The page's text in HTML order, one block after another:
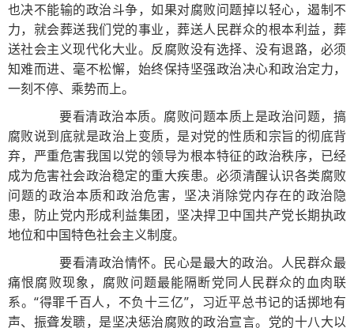
也决不能输的政治斗争，如果对腐败问题掉以轻心，遏制不
力，就会葬送我们党的事业，葬送人民群众的根本利益，葬
送社会主义现代化大业。反腐败没有选择、没有退路，必须
知难而进、毫不松懈，始终保持坚强政治决心和政治定力，
一刻不停、乘势而上。
要看清政治本质。腐败问题本质上是政治问题，搞
腐败说到底就是政治上变质，是对党的性质和宗旨的彻底背
弃，严重危害我国以党的领导为根本特征的政治秩序，已经
成为危害社会政治稳定的重大疾患。必须清醒认识各类腐败
问题的政治本质和政治危害，坚决消除党内存在的政治隐
患，防止党内形成利益集团，坚决捍卫中国共产党长期执政
地位和中国特色社会主义制度。
要看清政治情怀。民心是最大的政治。人民群众最
痛恨腐败现象，腐败问题最能隔断党同人民群众的血肉联
系。“得罪千百人，不负十三亿”，习近平总书记的话掷地有
声、振聋发聩，是坚决惩治腐败的政治宣言。党的十八大以